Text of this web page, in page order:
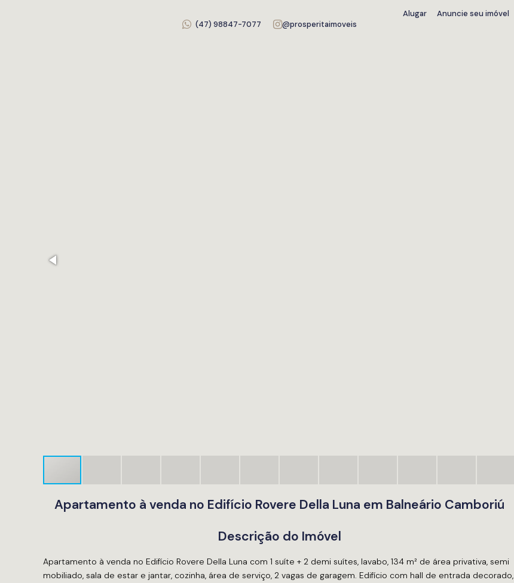
Anuncie seu imóvel
Alugar
(47) 98847-7077
Apartamento à venda no Edifício Rovere Della Luna em Balneário Camboriú
Descrição do Imóvel
Apartamento à venda no Edifício Rovere Della Luna com 1 suíte + 2 demi suítes, lavabo, 134 m² de área privativa, semi
mobiliado, sala de estar e jantar, cozinha, área de serviço, 2 vagas de garagem. Edifício com hall de entrada decorado,